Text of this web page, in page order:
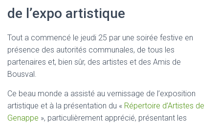
de l’expo artistique
Tout a commencé le jeudi 25 par une soirée festive en
présence des autorités communales, de tous les
partenaires et, bien sûr, des artistes et des Amis de
Bousval.
Ce beau monde a assisté au vernissage de l’exposition
artistique et à la présentation du « Répertoire d’Artistes de
Genappe », particulièrement apprécié, présentant les